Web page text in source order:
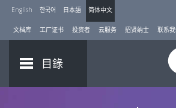
English 한국어 日本語 简体中文
文档库 工厂证书 投资者 云服务 招贤纳士 联系我
目錄